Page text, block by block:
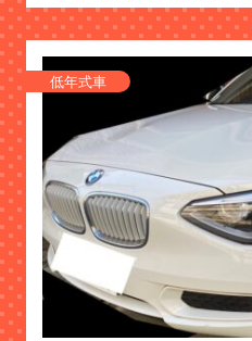
低年式車